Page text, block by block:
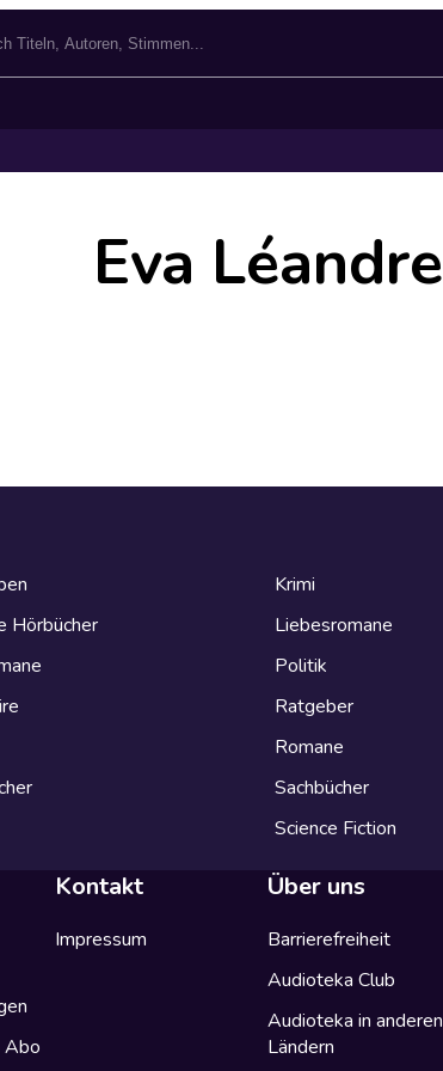
Eva Léandre
Hörbücher
Krimi
Liebesromane
Politik
Ratgeber
Romane
Sachbücher
Science Fiction
Abo
Kontakt
Impressum
Über uns
Barrierefreiheit
Audioteka Club
Audioteka in anderen
Ländern